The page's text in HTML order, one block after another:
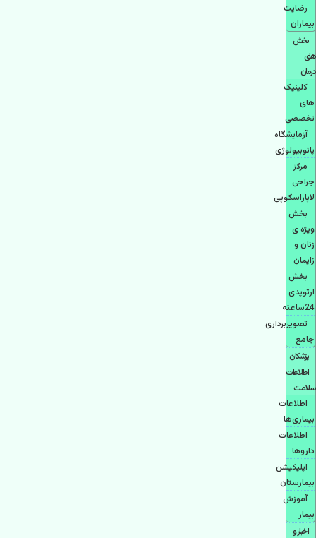
رضایت
بیماران
بخش
های
درمان
کلینیک
های
تخصصی
آزمایشگاه
پاتوبیولوژی
مرکز
جراحی
لاپاراسکوپی
بخش
ویژه ی
زنان و
زایمان
بخش
ارتوپدی
24ساعته
تصویربرداری
جامع
پزشكان
اطلاعات
سلامت
اطلاعات
بیماری‌ها
اطلاعات
دارو‌ها
اپليكيشن
بيمارستان
آموزش
بیمار
اخبار و